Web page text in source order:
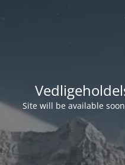
Site will be available